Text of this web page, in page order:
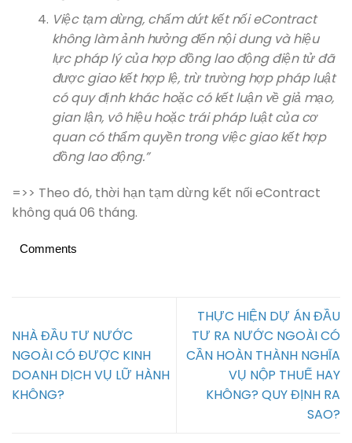
Việc tạm dừng, chấm dứt kết nối eContract
không làm ảnh hưởng đến nội dung và hiệu
lực pháp lý của hợp đồng lao động điện tử đã
được giao kết hợp lệ, trừ trường hợp pháp luật
có quy định khác hoặc có kết luận về giả mạo,
gian lận, vô hiệu hoặc trái pháp luật của cơ
quan có thẩm quyền trong việc giao kết hợp
đồng lao động.”
=>> Theo đó, thời hạn tạm dừng kết nối eContract
không quá 06 tháng.
Comments
NHÀ ĐẦU TƯ NƯỚC
NGOÀI CÓ ĐƯỢC KINH
DOANH DỊCH VỤ LỮ HÀNH
KHÔNG?
THỰC HIỆN DỰ ÁN ĐẦU
TƯ RA NƯỚC NGOÀI CÓ
CẦN HOÀN THÀNH NGHĨA
VỤ NỘP THUẾ HAY
KHÔNG? QUY ĐỊNH RA
SAO?